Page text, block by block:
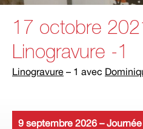
17 octobre
Linogravure -1
Linogravure – 1 avec
9 septembre 2026 –